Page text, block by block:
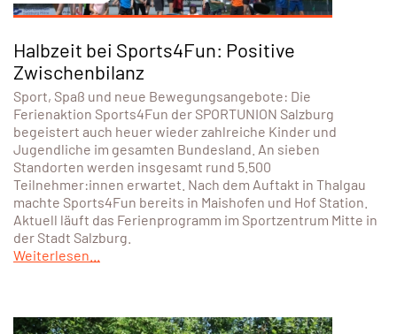
Halbzeit bei Sports4Fun: Positive
Zwischenbilanz
Sport, Spaß und neue Bewegungsangebote: Die
Ferienaktion Sports4Fun der SPORTUNION Salzburg
begeistert auch heuer wieder zahlreiche Kinder und
Jugendliche im gesamten Bundesland. An sieben
Standorten werden insgesamt rund 5.500
Teilnehmer:innen erwartet. Nach dem Auftakt in Thalgau
machte Sports4Fun bereits in Maishofen und Hof Station.
Aktuell läuft das Ferienprogramm im Sportzentrum Mitte in
der Stadt Salzburg.
Weiterlesen...